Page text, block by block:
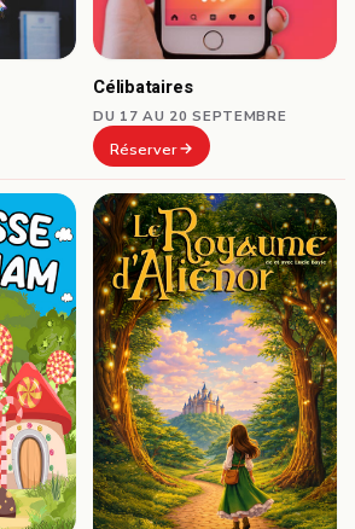
Célibataires
DU 17 AU 20 SEPTEMBRE
Réserver